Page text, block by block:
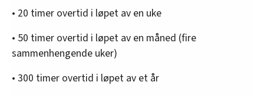
• 20 timer overtid i løpet av en uke
• 50 timer overtid i løpet av en måned (fire
sammenhengende uker)
• 300 timer overtid i løpet av et år